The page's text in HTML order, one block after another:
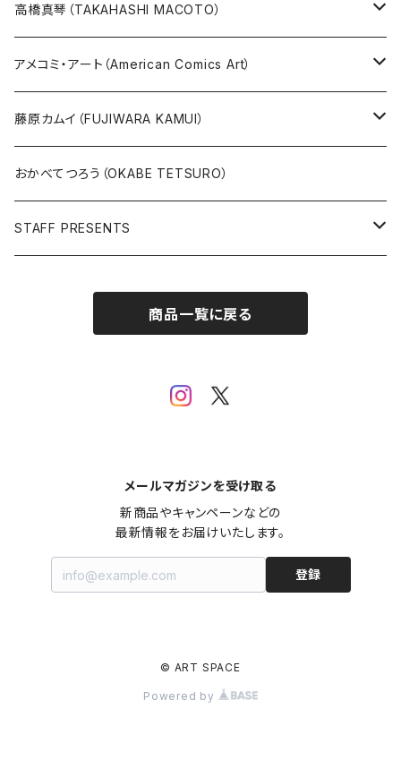
版画
原画
高橋真琴（TAKAHASHI MACOTO）
版画
直筆サイン入り
版上サイン【新作】
グッズ
アメコミ・アート（American Comics Art）
ガブリエーレ・デッロット版画
SPIDER MAN
BATMAN
人気作品TOP5
藤原カムイ（FUJIWARA KAMUI）
複製原画
おかべてつろう（OKABE TETSURO）
STAFF PRESENTS
商品一覧に戻る
メールマガジンを受け取る
新商品やキャンペーンなどの
最新情報をお届けいたします。
登録
© ART SPACE
Powered by